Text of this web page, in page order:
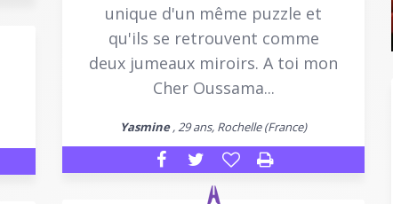
unique d'un même puzzle et
qu'ils se retrouvent comme
deux jumeaux miroirs. A toi mon
Cher Oussama...
Yasmine, 29 ans, Rochelle (France)